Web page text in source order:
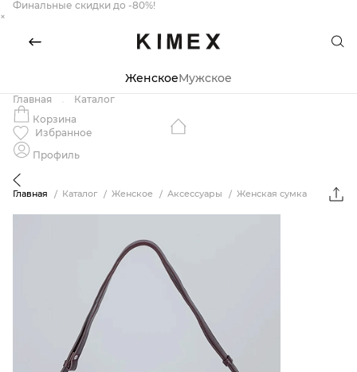
Финальные скидки до -80%!
×
ЖенскоеМужское
Главная
Каталог
Корзина
Избранное
Профиль
Главная Каталог Женское Аксессуары Женская сумка